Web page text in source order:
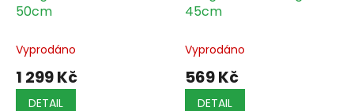
50cm
Vyprodáno
1 299 Kč
DETAIL
45cm
Vyprodáno
569 Kč
DETAIL